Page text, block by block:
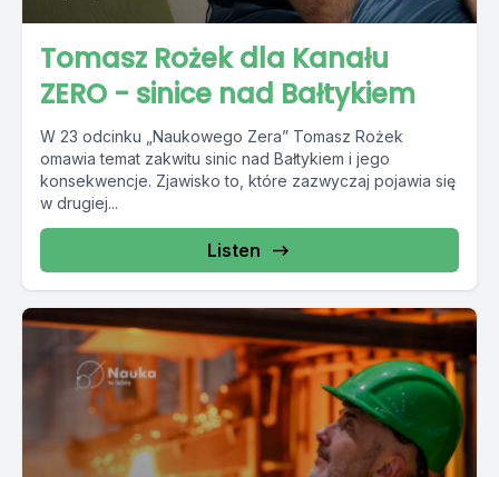
Tomasz Rożek dla Kanału
ZERO - sinice nad Bałtykiem
W 23 odcinku „Naukowego Zera” Tomasz Rożek
omawia temat zakwitu sinic nad Bałtykiem i jego
konsekwencje. Zjawisko to, które zazwyczaj pojawia się
w drugiej...
Listen